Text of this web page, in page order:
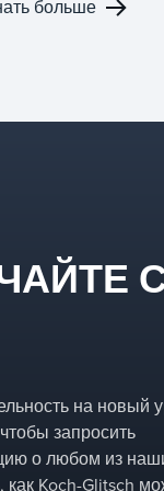
решения для
где пропускная
для
и
больше
на новый
запросить
о любом из
как Koch-Glitsch